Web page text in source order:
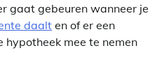
gaat gebeuren wanneer je
daalt en of er een
mee te nemen